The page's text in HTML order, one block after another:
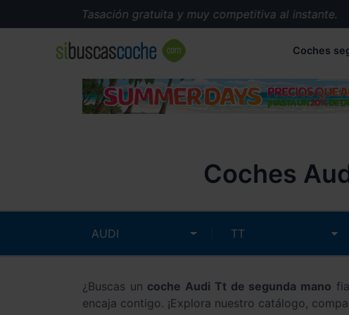
Tasación gratuita y muy competitiva al instante.
Coches
Coches
¿Buscas un coche Audi Tt de segunda mano
encaja contigo. ¡Explora nuestro catálogo,